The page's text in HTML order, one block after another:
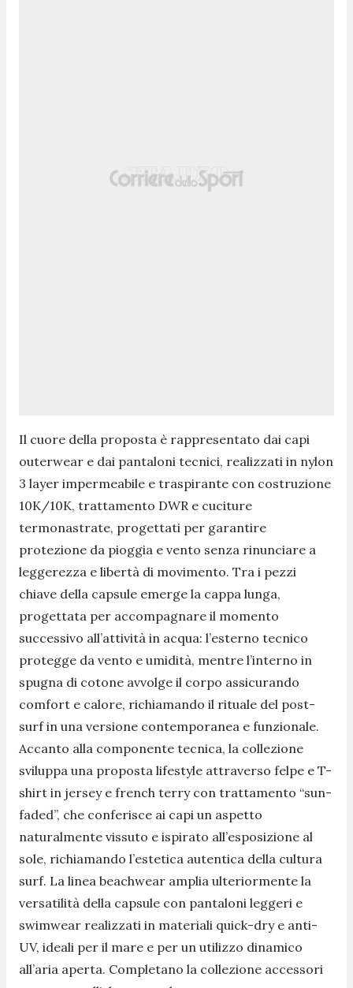
Il cuore della proposta è rappresentato dai capi
outerwear e dai pantaloni tecnici, realizzati in nylon
3 layer impermeabile e traspirante con costruzione
10K/10K, trattamento DWR e cuciture
termonastrate, progettati per garantire
protezione da pioggia e vento senza rinunciare a
leggerezza e libertà di movimento. Tra i pezzi
chiave della capsule emerge la cappa lunga,
progettata per accompagnare il momento
successivo all’attività in acqua: l’esterno tecnico
protegge da vento e umidità, mentre l’interno in
spugna di cotone avvolge il corpo assicurando
comfort e calore, richiamando il rituale del post-
surf in una versione contemporanea e funzionale.
Accanto alla componente tecnica, la collezione
sviluppa una proposta lifestyle attraverso felpe e T-
shirt in jersey e french terry con trattamento “sun-
faded”, che conferisce ai capi un aspetto
naturalmente vissuto e ispirato all’esposizione al
sole, richiamando l’estetica autentica della cultura
surf. La linea beachwear amplia ulteriormente la
versatilità della capsule con pantaloni leggeri e
swimwear realizzati in materiali quick-dry e anti-
UV, ideali per il mare e per un utilizzo dinamico
all’aria aperta. Completano la collezione accessori